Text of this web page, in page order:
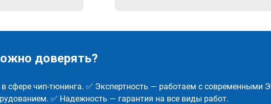
доверять?
сфере чип-тюнинга. ✅ Экспертность — работаем с современными
✅ Надежность — гарантия на все виды работ.